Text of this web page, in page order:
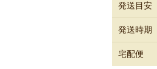
発送目安
発送時期
宅配便